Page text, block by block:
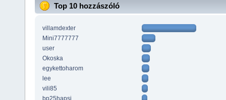
Top 10 hozzászóló
villamdexter
Mini7777777
user
Okoska
egykettoharom
lee
vili85
bp25hapsi